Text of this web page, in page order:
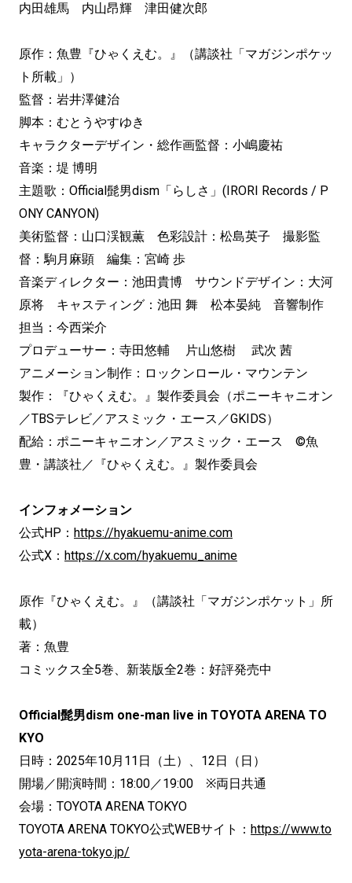
内田雄馬 内山昂輝 津田健次郎
原作：魚豊『ひゃくえむ。』（講談社「マガジンポケッ
ト所載」）
監督：岩井澤健治
脚本：むとうやすゆき
キャラクターデザイン・総作画監督：小嶋慶祐
音楽：堤 博明
主題歌：Official髭男dism「らしさ」(IRORI Records / P
ONY CANYON)
美術監督：山口渓観薫 色彩設計：松島英子 撮影監
督：駒月麻顕 編集：宮崎 歩
音楽ディレクター：池田貴博 サウンドデザイン：大河
原将 キャスティング：池田 舞 松本晏純 音響制作
担当：今西栄介
プロデューサー：寺田悠輔 片山悠樹 武次 茜
アニメーション制作：ロックンロール・マウンテン
製作：『ひゃくえむ。』製作委員会（ポニーキャニオン
／TBSテレビ／アスミック・エース／GKIDS）
配給：ポニーキャニオン／アスミック・エース ©魚
豊・講談社／『ひゃくえむ。』製作委員会
インフォメーション
公式HP： https://hyakuemu-anime.com
公式X： https://x.com/hyakuemu_anime
原作『ひゃくえむ。』（講談社「マガジンポケット」所
載）
著：魚豊
コミックス全5巻、新装版全2巻：好評発売中
Official髭男dism one-man live in TOYOTA ARENA TO
KYO
日時：2025年10月11日（土）、12日（日）
開場／開演時間：18:00／19:00 ※両日共通
会場：TOYOTA ARENA TOKYO
TOYOTA ARENA TOKYO公式WEBサイト： https://www.to
yota-arena-tokyo.jp/